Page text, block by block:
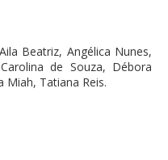
Beatriz, Angélica Nunes,
de Souza, Débora
Miah, Tatiana Reis.